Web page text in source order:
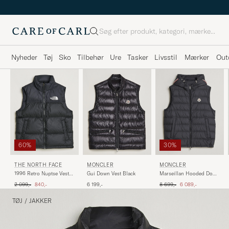
Søg
Nyheder Tøj Sko Tilbehør Ure Tasker Livsstil Mærker
60%
THE NORTH FACE
1996 Retro Nuptse Vest
Ordinary pris
2 099,- Nedsat pris
840,-
MONCLER
Gui Down Vest Black
6 199,-
30%
MONCLER
Marseillan Hooded Down
Ordinary pris
8 699,- Nedsat pris
6 089,-
TØJ / JAKKER